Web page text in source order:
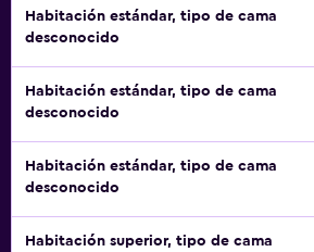
Habitación estándar, tipo de cama
desconocido
Habitación estándar, tipo de cama
desconocido
Habitación estándar, tipo de cama
desconocido
Habitación superior, tipo de cama